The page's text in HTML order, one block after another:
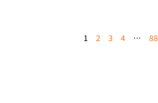
1 2 3 4 … 88